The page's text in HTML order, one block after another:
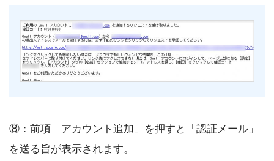
⑧：前項「アカウント追加」を押すと「認証メール」
を送る旨が表示されます。